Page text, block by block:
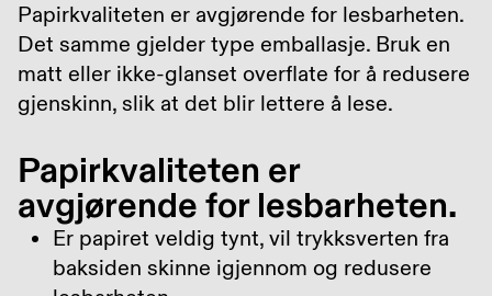
Papirkvaliteten er avgjørende for lesbarheten.
Det samme gjelder type emballasje. Bruk en
matt eller ikke-glanset overflate for å redusere
gjenskinn, slik at det blir lettere å lese.
Papirkvaliteten er
avgjørende for lesbarheten.
Er papiret veldig tynt, vil trykksverten fra
baksiden skinne igjennom og redusere